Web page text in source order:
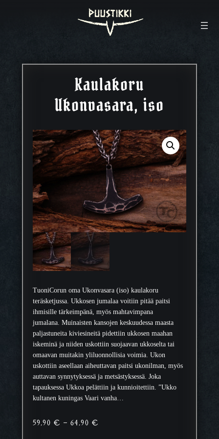
Kaulakoru
Ukonvasara, iso
TuoniCorun oma Ukonvasara (iso) kaulakoru
teräsketjussa. Ukkosen jumalaa voitiin pitää paitsi
ihmisille tärkeimpänä, myös mahtavimpana
jumalana. Muinaisten kansojen keskuudessa maasta
paljastuneita kiviesineitä pidettiin ukkosen maahan
iskeminä ja niiden uskottiin suojaavan ukkoselta tai
omaavan muitakin yliluonnollisia voimia. Ukon
uskottiin aseellaan aiheuttavan paitsi ukonilman, myös
auttavan synnytyksessä ja metsästyksessä. Joka
tapauksessa Ukkoa pelättiin ja kunnioitettiin. ”Ukko
kultanen kuningas Vaari vanha…
59,90 € – 64,90 €